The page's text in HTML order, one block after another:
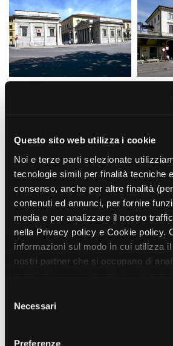
Questo sito web utilizza i cookie
Noi e terze parti selezionate
tecnologie simili per finalità tecniche
consenso, anche per altre finalità
contenuti ed annunci, per fornire
media e per analizzare il nostro
nella Privacy policy e Cookie policy.
informazioni sul modo in cui utilizza
nostri partner che si occupano di
raccolto dal suo utilizzo dei loro
prestare, rifiutare o revocare il tuo
momento. Puoi acconsentire
Necessari
Preferenze
NEWS
CASTING
per
Contatti
Privacy
Cookie policy
Whistleblowing
Credits